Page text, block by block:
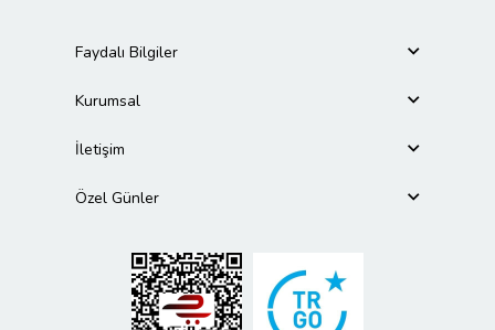
Faydalı Bilgiler
Kurumsal
İletişim
Özel Günler